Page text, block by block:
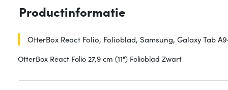
Productinformatie
OtterBox React Folio, Folioblad, Samsung, Galaxy Tab
OtterBox React Folio 27,9 cm (11") Folioblad Zwart